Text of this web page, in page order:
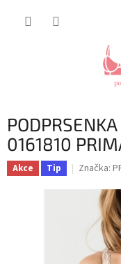
0161810
Akce Tip Značka: